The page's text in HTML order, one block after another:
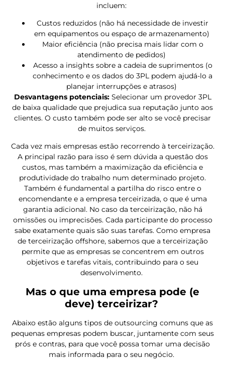
incluem:
Custos reduzidos (não há necessidade de investir
em equipamentos ou espaço de armazenamento)
Maior eficiência (não precisa mais lidar com o
atendimento de pedidos)
Acesso a insights sobre a cadeia de suprimentos (o
conhecimento e os dados do 3PL podem ajudá-lo a
planejar interrupções e atrasos)
Desvantagens potenciais: Selecionar um provedor 3PL
de baixa qualidade que prejudica sua reputação junto aos
clientes. O custo também pode ser alto se você precisar
de muitos serviços.
Cada vez mais empresas estão recorrendo à terceirização.
A principal razão para isso é sem dúvida a questão dos
custos, mas também a maximização da eficiência e
produtividade do trabalho num determinado projeto.
Também é fundamental a partilha do risco entre o
encomendante e a empresa terceirizada, o que é uma
garantia adicional. No caso da terceirização, não há
omissões ou imprecisões. Cada participante do processo
sabe exatamente quais são suas tarefas. Como empresa
de terceirização offshore, sabemos que a terceirização
permite que as empresas se concentrem em outros
objetivos e tarefas vitais, contribuindo para o seu
desenvolvimento.
Mas o que uma empresa pode (e
deve) terceirizar?
Abaixo estão alguns tipos de outsourcing comuns que as
pequenas empresas podem buscar, juntamente com seus
prós e contras, para que você possa tomar uma decisão
mais informada para o seu negócio.